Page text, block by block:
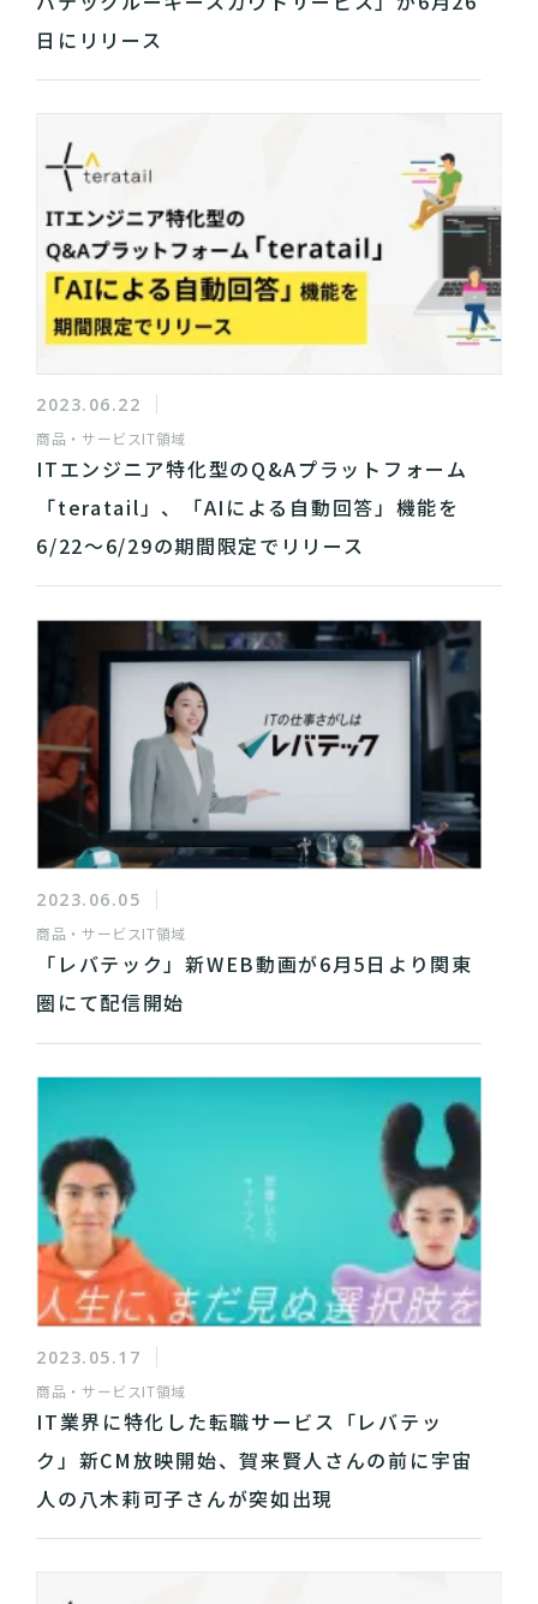
日にリリース
2023.06.22
商品・サービスIT領域
ITエンジニア特化型のQ&Aプラットフォーム
「teratail」、「AIによる自動回答」機能を
6/22〜6/29の期間限定でリリース
2023.06.05
商品・サービスIT領域
「レバテック」新WEB動画が6月5日より関東
圏にて配信開始
2023.05.17
商品・サービスIT領域
IT業界に特化した転職サービス「レバテッ
ク」新CM放映開始、賀来賢人さんの前に宇宙
人の八木莉可子さんが突如出現